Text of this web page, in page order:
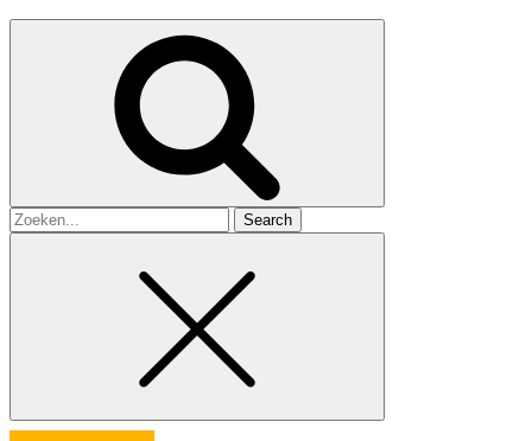
Search
for